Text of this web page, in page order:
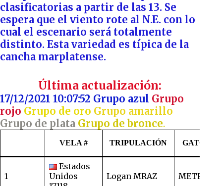
clasificatorias a partir de las 13. Se
espera que el viento rote al N.E. con lo
cual el escenario será totalmente
distinto. Esta variedad es típica de la
cancha marplatense.
Última actualización:
17/12/2021 10:07:52 Grupo azul Grupo
rojo Grupo de oro Grupo amarillo
Grupo de plata Grupo de bronce.
VELA # TRIPULACIÓN GATO
1
Estados
Unidos
Logan MRAZ METRO